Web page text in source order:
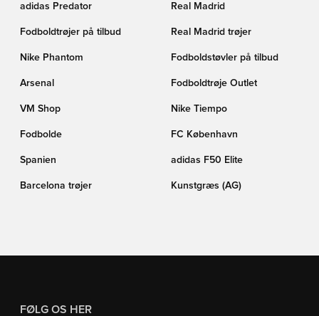
adidas Predator Real Madrid
Fodboldtrøjer på tilbud Real Madrid trøjer
Nike Phantom Fodboldstøvler på tilbud
Arsenal Fodboldtrøje Outlet
VM Shop Nike Tiempo
Fodbolde FC København
Spanien adidas F50 Elite
Barcelona trøjer Kunstgræs (AG)
FØLG OS HER